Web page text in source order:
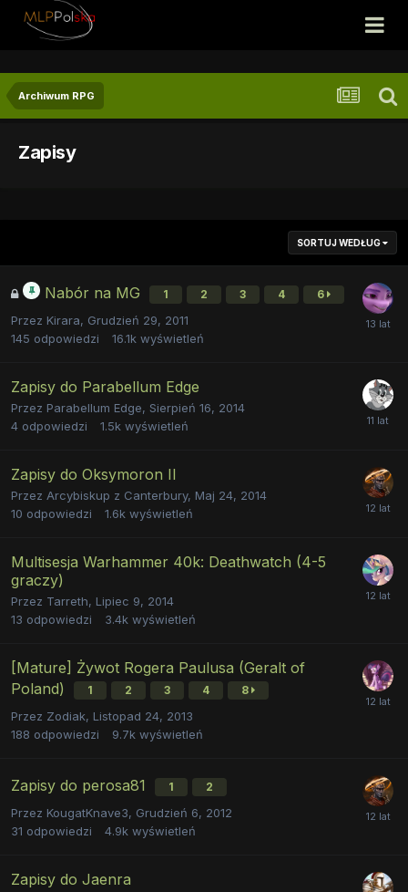
Archiwum RPG
Zapisy
SORTUJ WEDŁUG
Nabór na MG 1 2 3 4 6
Przez Kirara, Grudzień 29, 2011
145 odpowiedzi 16.1k wyświetleń
Zapisy do Parabellum Edge
Przez Parabellum Edge, Sierpień 16, 2014
4 odpowiedzi 1.5k wyświetleń
Zapisy do Oksymoron II
Przez Arcybiskup z Canterbury, Maj 24, 2014
10 odpowiedzi 1.6k wyświetleń
Multisesja Warhammer 40k: Deathwatch (4-5
graczy)
Przez Tarreth, Lipiec 9, 2014
13 odpowiedzi 3.4k wyświetleń
[Mature] Żywot Rogera Paulusa (Geralt of
Poland)
1 2 3 4 8
Przez Zodiak, Listopad 24, 2013
188 odpowiedzi 9.7k wyświetleń
Zapisy do perosa81 1 2
Przez KougatKnave3, Grudzień 6, 2012
31 odpowiedzi 4.9k wyświetleń
Zapisy do Jaenra